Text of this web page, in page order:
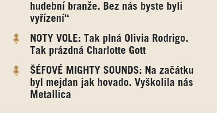
hudební branže. Bez nás byste byli
vyřízení“
NOTY VOLE: Tak plná Olivia Rodrigo.
Tak prázdná Charlotte Gott
ŠÉFOVÉ MIGHTY SOUNDS: Na začátku
byl mejdan jak hovado. Vyškolila nás
Metallica